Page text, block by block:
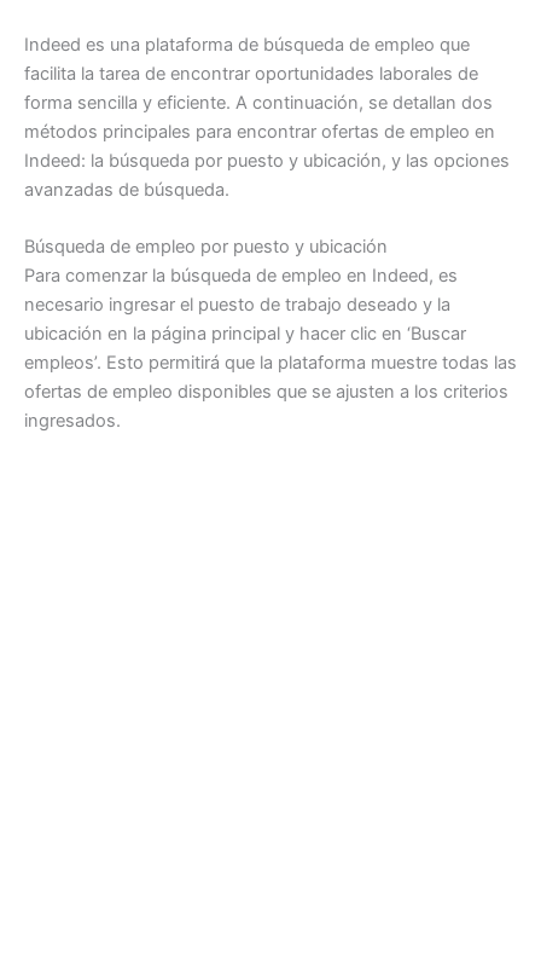
Indeed es una plataforma de búsqueda de empleo que
facilita la tarea de encontrar oportunidades laborales de
forma sencilla y eficiente. A continuación, se detallan dos
métodos principales para encontrar ofertas de empleo en
Indeed: la búsqueda por puesto y ubicación, y las opciones
avanzadas de búsqueda.
Búsqueda de empleo por puesto y ubicación
Para comenzar la búsqueda de empleo en Indeed, es
necesario ingresar el puesto de trabajo deseado y la
ubicación en la página principal y hacer clic en ‘Buscar
empleos’. Esto permitirá que la plataforma muestre todas las
ofertas de empleo disponibles que se ajusten a los criterios
ingresados.